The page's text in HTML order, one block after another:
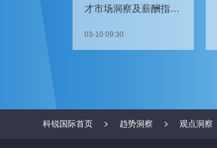
才市场洞察及薪酬指
03-10 09:30
科锐国际首页 趋势洞察 观点洞察